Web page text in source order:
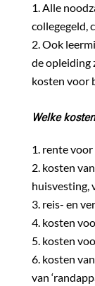
Alle
collegegeld,
Ook
de opleiding
kosten voor
Welke
rente
kosten
huisvesting,
reis- en
kosten
kosten
kosten
van